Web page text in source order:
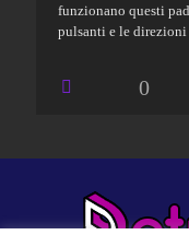
funzionano questi
pulsanti e le
0